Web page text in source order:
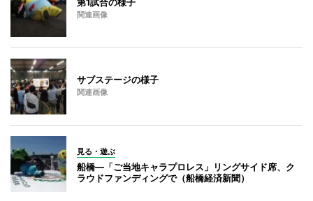
関連画像
サブステージの様子
関連画像
見る・遊ぶ
船橋―「ご当地キャラプロレス」リングサイド席、ク
ラウドファンディングで（船橋経済新聞）